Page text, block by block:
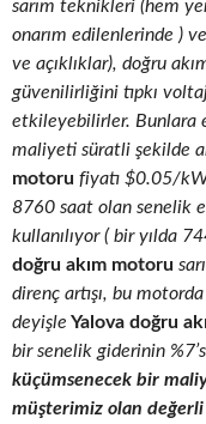
sarım teknikleri (hem
onarım edilenlerinde )
ve açıklıklar), doğru
güvenilirliğini tıpkı
etkileyebilirler. Bunlara
maliyeti süratli şekilde
motoru fiyatı $0.05/
8760 saat olan senelik
kullanılıyor ( bir yılda
doğru akım motoru
direnç artışı, bu
deyişle Yalova doğru
bir senelik giderinin
küçümsenecek bir
müşterimiz olan